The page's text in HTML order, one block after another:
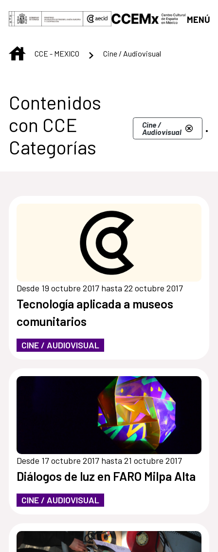
Saltar al contenido principal
MENÚ
INICIOCCE - MEXICO Cine / Audiovisual
Centro Cultural de
Contenidos
con CCE
Categorías
Cine /
Audiovisual .
Desde 19 octubre 2017 hasta 22 octubre 2017
Tecnología aplicada a museos
comunitarios
CINE / AUDIOVISUAL
Desde 17 octubre 2017 hasta 21 octubre 2017
Diálogos de luz en FARO Milpa Alta
CINE / AUDIOVISUAL